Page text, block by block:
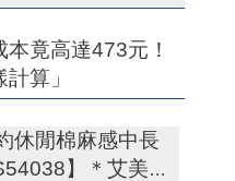
本竟高達473元！
算」
休閒棉麻感中長
】＊艾美時